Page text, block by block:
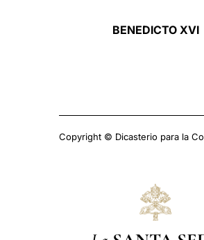
BENEDICTO XVI
Copyright © Dicasterio para la